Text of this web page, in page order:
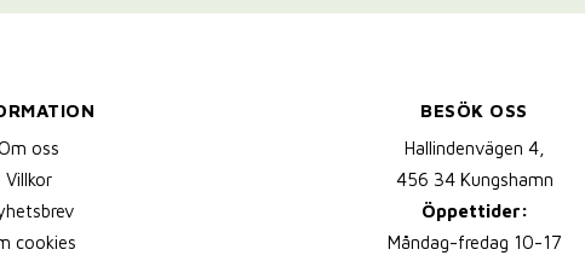
oss
Villkor
cookies
BESÖK OSS
Hallindenvägen 4,
456 34 Kungshamn
Öppettider:
Måndag-fredag 10-17